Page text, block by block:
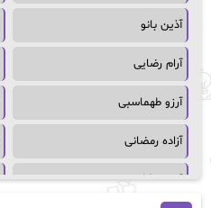
آذین بانو
آرام رضایی
آرزو طهماسبی
آزاده رمضانی
آسمان64